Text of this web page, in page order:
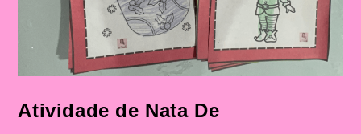
Atividade de Nata De